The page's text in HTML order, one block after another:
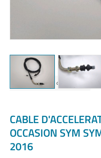
the
beginning
of
the
images
CABLE
OCCASION SYM
2016